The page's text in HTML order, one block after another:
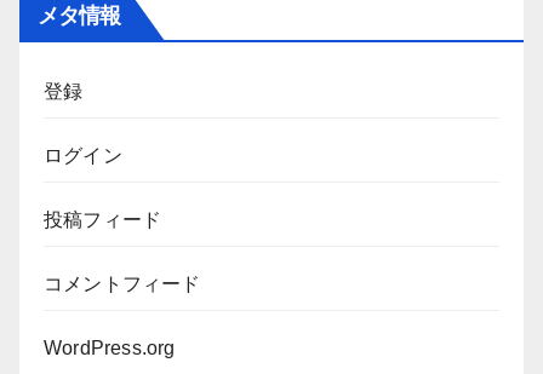
メタ情報
登録
ログイン
投稿フィード
コメントフィード
WordPress.org